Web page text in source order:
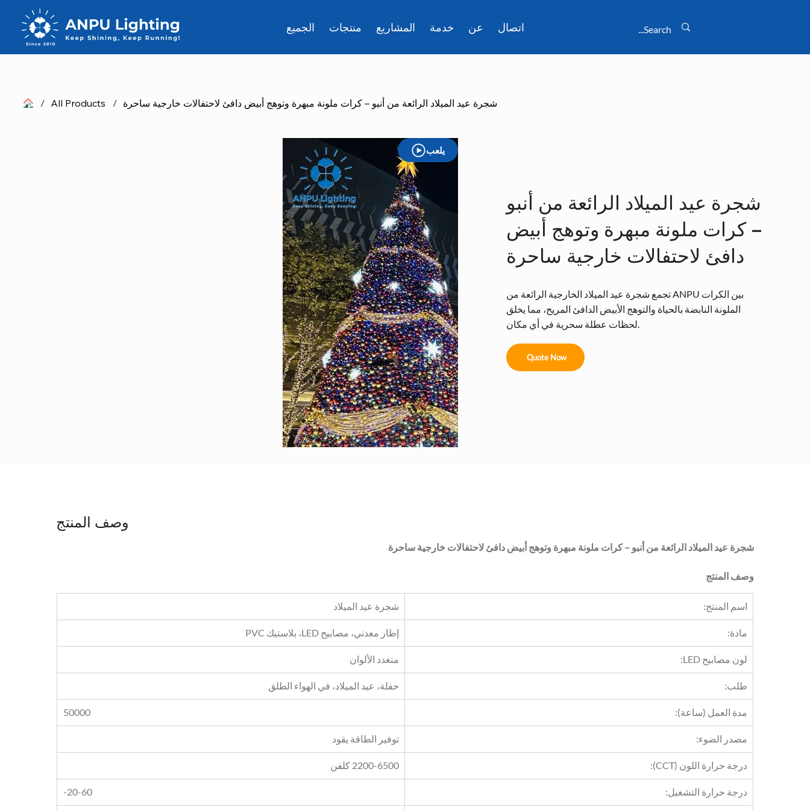
الجميع منتجات المشاريع خدمة عن اتصال
/ All Products / شجرة عيد الميلاد الرائعة من أنبو – كرات ملونة مبهرة وتوهج أبيض دافئ لاحتفالات خارجية ساحرة
يلعب
شجرة عيد الميلاد الرائعة من أنبو
– كرات ملونة مبهرة وتوهج أبيض
دافئ لاحتفالات خارجية ساحرة
تجمع شجرة عيد الميلاد الخارجية الرائعة من ANPU بين الكرات
الملونة النابضة بالحياة والتوهج الأبيض الدافئ المريح، مما يخلق
لحظات عطلة سحرية في أي مكان.
Quote Now
وصف المنتج
شجرة عيد الميلاد الرائعة من أنبو – كرات ملونة مبهرة وتوهج أبيض دافئ لاحتفالات خارجية ساحرة
وصف المنتج
اسم المنتج: شجرة عيد الميلاد
مادة: إطار معدني، مصابيح LED، بلاستيك PVC
لون مصابيح LED: متعدد الألوان
طلب: حفلة، عيد الميلاد، في الهواء الطلق
مدة العمل (ساعة): 50000
مصدر الضوء: توفير الطاقة يقود
درجة حرارة اللون (CCT): 2200-6500 كلفن
درجة حرارة التشغيل: -20-60